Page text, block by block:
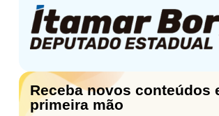
Receba novos conteúdos
primeira mão